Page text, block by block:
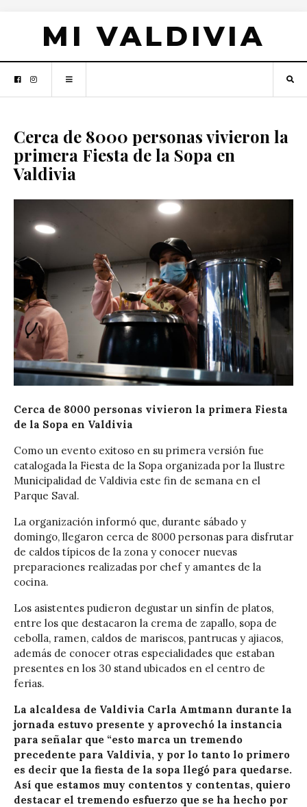
MI VALDIVIA
Cerca de 8000 personas vivieron la
primera Fiesta de la Sopa en
Valdivia
Cerca de 8000 personas vivieron la primera Fiesta
de la Sopa en Valdivia
Como un evento exitoso en su primera versión fue
catalogada la Fiesta de la Sopa organizada por la Ilustre
Municipalidad de Valdivia este fin de semana en el
Parque Saval.
La organización informó que, durante sábado y
domingo, llegaron cerca de 8000 personas para disfrutar
de caldos típicos de la zona y conocer nuevas
preparaciones realizadas por chef y amantes de la
cocina.
Los asistentes pudieron degustar un sinfín de platos,
entre los que destacaron la crema de zapallo, sopa de
cebolla, ramen, caldos de mariscos, pantrucas y ajiacos,
además de conocer otras especialidades que estaban
presentes en los 30 stand ubicados en el centro de
ferias.
La alcaldesa de Valdivia Carla Amtmann durante la
jornada estuvo presente y aprovechó la instancia
para señalar que “esto marca un tremendo
precedente para Valdivia, y por lo tanto lo primero
es decir que la fiesta de la sopa llegó para quedarse.
Así que estamos muy contentos y contentas, quiero
destacar el tremendo esfuerzo que se ha hecho por